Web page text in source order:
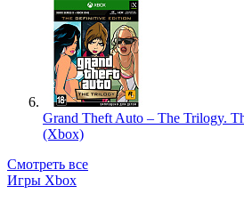
Grand Theft Auto – The Trilogy.
(Xbox)
Смотреть все
Игры Xbox